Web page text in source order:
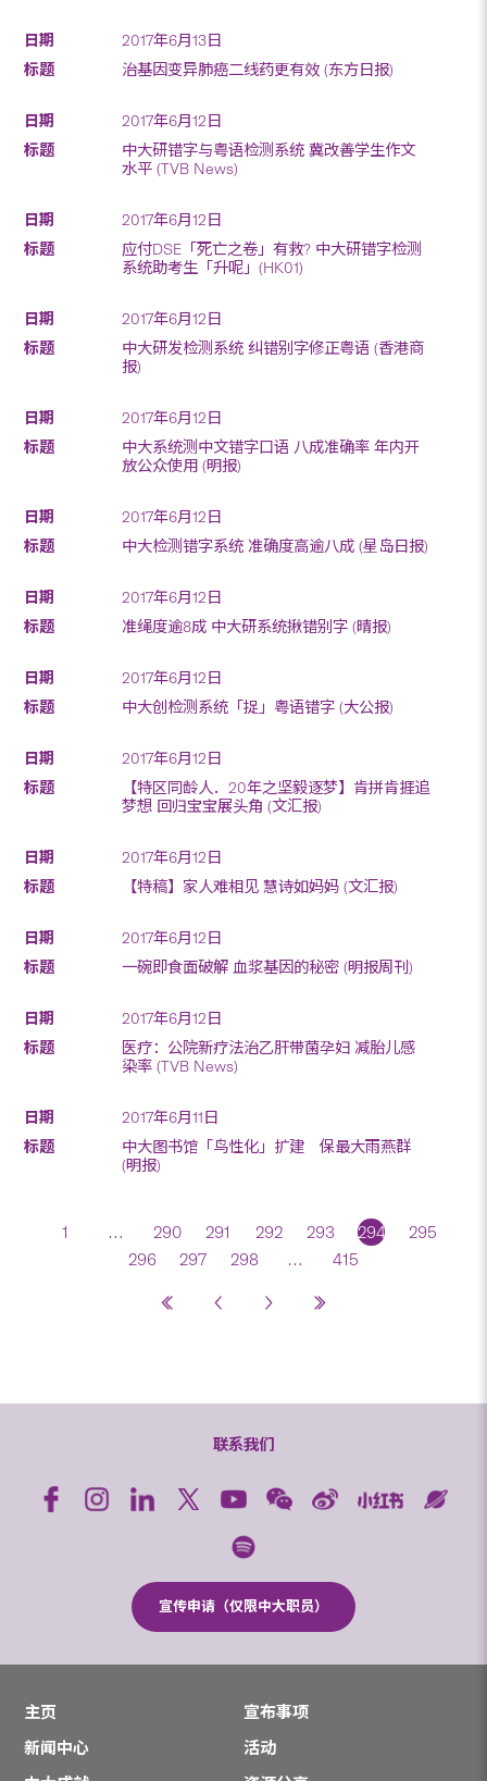
2017年6月13日
治基因变异肺癌二线药更有效 (东方日报)
2017年6月12日
中大研错字与粤语检测系统 冀改善学生作文
水平 (TVB News)
2017年6月12日
应付DSE「死亡之卷」有救? 中大研错字检测
系统助考生「升呢」(HK01)
2017年6月12日
中大研发检测系统 纠错别字修正粤语 (香港商
报)
2017年6月12日
中大系统测中文错字口语 八成准确率 年内开
放公众使用 (明报)
2017年6月12日
中大检测错字系统 准确度高逾八成 (星岛日报)
2017年6月12日
准绳度逾8成 中大研系统揪错别字 (晴报)
2017年6月12日
中大创检测系统「捉」粤语错字 (大公报)
2017年6月12日
【特区同龄人．20年之坚毅逐梦】肯拼肯捱追
梦想 回归宝宝展头角 (文汇报)
2017年6月12日
【特稿】家人难相见 慧诗如妈妈 (文汇报)
2017年6月12日
一碗即食面破解 血浆基因的秘密 (明报周刊)
2017年6月12日
医疗：公院新疗法治乙肝带菌孕妇 减胎儿感
染率 (TVB News)
2017年6月11日
中大图书馆「鸟性化」扩建 保最大雨燕群
(明报)
1 … 290 291 292 293 294
295
296
297 298 … 415
联系我们
宣传申请（仅限中大职员）
主页
宣布事项
新闻中心
活动